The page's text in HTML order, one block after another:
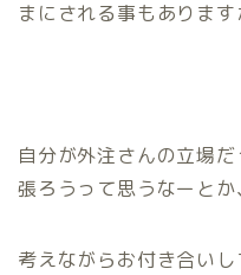
まにされる事もありま
自分が外注さんの立場
張ろうって思うなーとか
考えながらお付き合い